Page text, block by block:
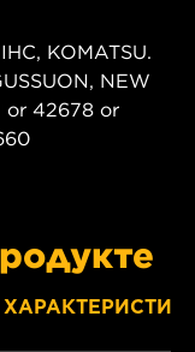
KOMATSU.
NEW
or 42678 or